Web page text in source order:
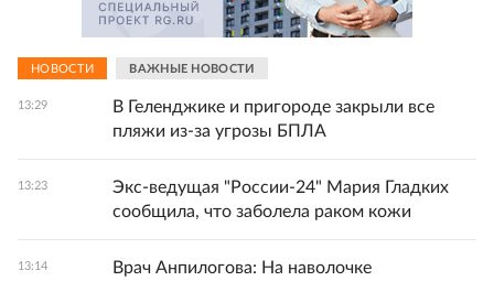
НОВОСТИ ВАЖНЫЕ НОВОСТИ
13:29
В Геленджике и пригороде закрыли все
пляжи из-за угрозы БПЛА
13:23
Экс-ведущая "России-24" Мария Гладких
сообщила, что заболела раком кожи
13:14
Врач Анпилогова: На наволочке